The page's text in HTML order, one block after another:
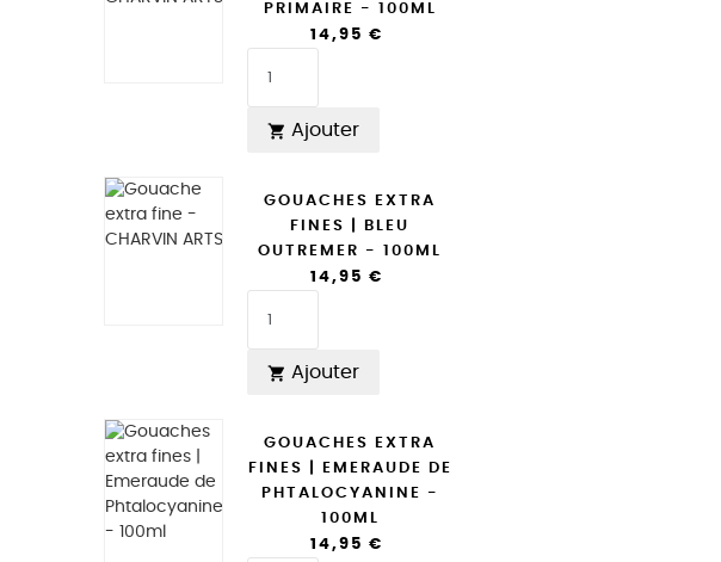
PRIMAIRE - 100ML
14,95 €
 Ajouter
GOUACHES EXTRA
FINES | BLEU
OUTREMER - 100ML
14,95 €
 Ajouter
GOUACHES EXTRA
FINES | EMERAUDE DE
PHTALOCYANINE -
100ML
14,95 €